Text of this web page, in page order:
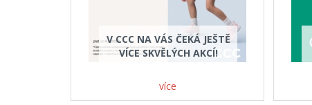
V CCC NA VÁS ČEKÁ JEŠTĚ
VÍCE SKVĚLÝCH AKCÍ!
více